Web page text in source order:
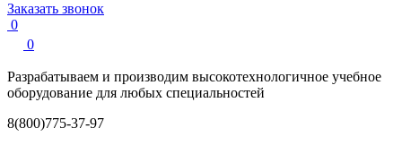
Заказать звонок
0
0
Разрабатываем и производим высокотехнологичное учебное
оборудование для любых специальностей
8(800)775-37-97